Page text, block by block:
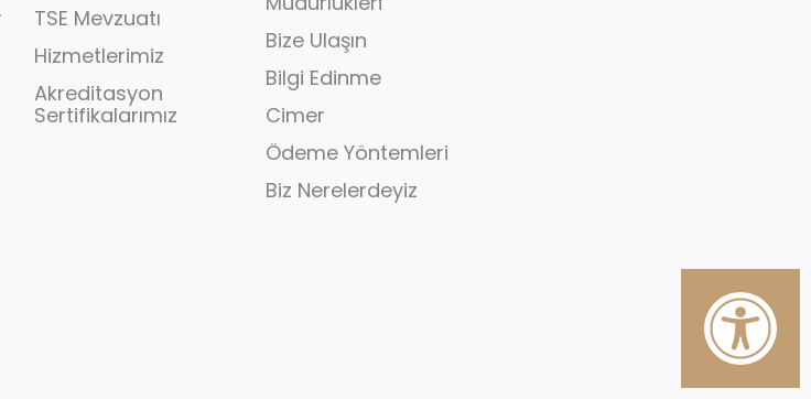
TSE Mevzuatı
Hizmetlerimiz
Akreditasyon
Sertifikalarımız
Bize Ulaşın
Bilgi Edinme
Cimer
Ödeme Yöntemleri
Biz Nerelerdeyiz